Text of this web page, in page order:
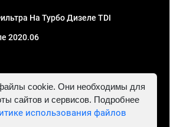
На Турбо Дизеле TDI
2020.06
Павлович. ИНН 781302555843,
cookie. Они необходимы для
сайтов и сервисов. Подробнее
использования файлов